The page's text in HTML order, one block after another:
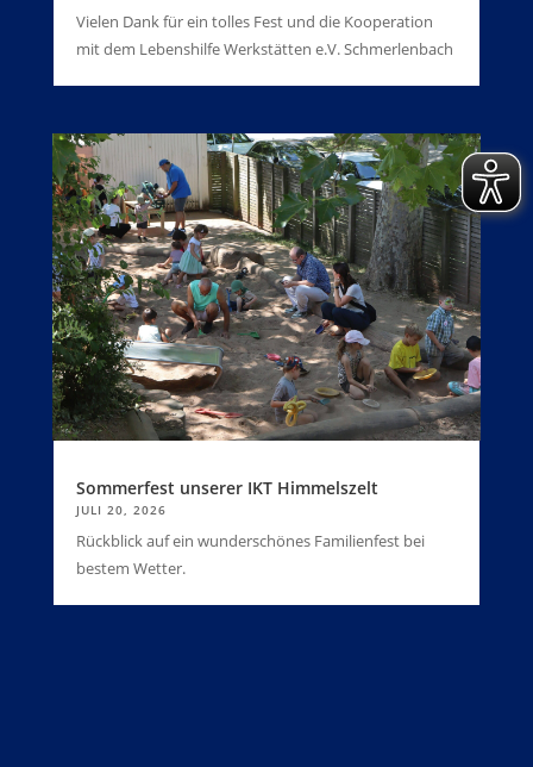
Vielen Dank für ein tolles Fest und die Kooperation
mit dem Lebenshilfe Werkstätten e.V. Schmerlenbach
Sommerfest unserer IKT Himmelszelt
JULI 20, 2026
Rückblick auf ein wunderschönes Familienfest bei
bestem Wetter.